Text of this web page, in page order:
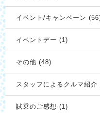
イベント/キャンペーン
イベントデー (1)
その他 (48)
スタッフによるクルマ紹介
試乗のご感想 (1)